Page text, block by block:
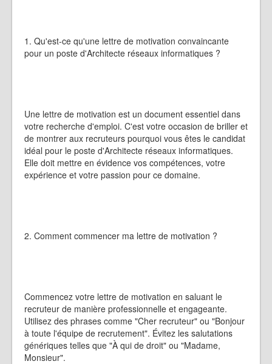
1. Qu'est-ce qu'une lettre de motivation convaincante
pour un poste d'Architecte réseaux informatiques ?
Une lettre de motivation est un document essentiel dans
votre recherche d'emploi. C'est votre occasion de briller et
de montrer aux recruteurs pourquoi vous êtes le candidat
idéal pour le poste d'Architecte réseaux informatiques.
Elle doit mettre en évidence vos compétences, votre
expérience et votre passion pour ce domaine.
2. Comment commencer ma lettre de motivation ?
Commencez votre lettre de motivation en saluant le
recruteur de manière professionnelle et engageante.
Utilisez des phrases comme "Cher recruteur" ou "Bonjour
à toute l'équipe de recrutement". Évitez les salutations
génériques telles que "À qui de droit" ou "Madame,
Monsieur".